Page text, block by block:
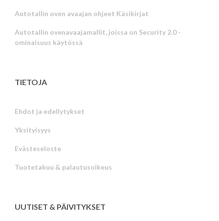
Autotallin oven avaajan ohjeet Käsikirjat
Autotallin ovenavaajamallit, joissa on Security 2.0 -
ominaisuus käytössä
TIETOJA
Ehdot ja edellytykset
Yksityisyys
Evästeseloste
Tuotetakuu & palautusoikeus
UUTISET & PÄIVITYKSET